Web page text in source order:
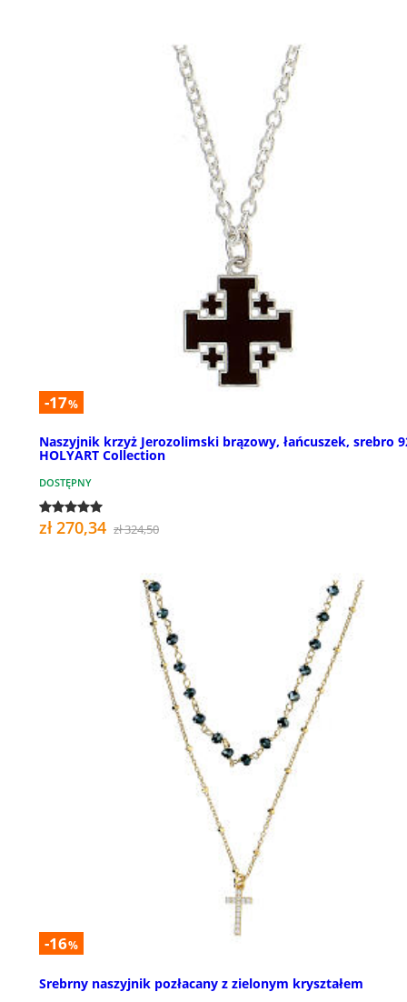
-17%
Naszyjnik krzyż Jerozolimski brązowy, łańcuszek, srebro
HOLYART Collection
DOSTĘPNY
zł 270,34 zł 324,50
-16%
Srebrny naszyjnik pozłacany z zielonym kryształem